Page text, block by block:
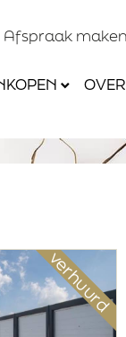
Afspraak maken
verhuurd